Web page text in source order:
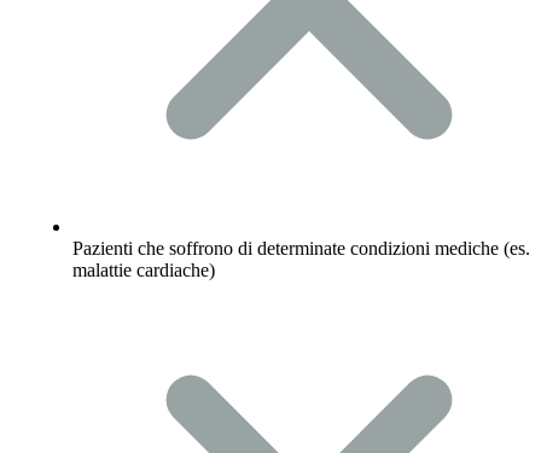
Pazienti che soffrono di determinate condizioni mediche (es.
malattie cardiache)